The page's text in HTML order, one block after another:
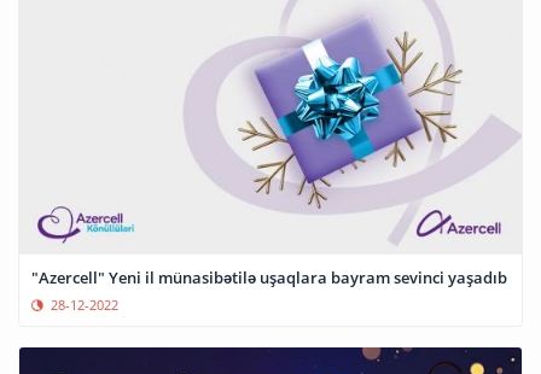
"Azercell" Yeni il münasibətilə uşaqlara bayram sevinci yaşadıb
28-12-2022